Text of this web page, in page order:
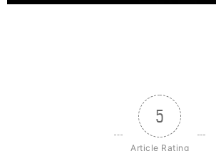
5
Article Rating